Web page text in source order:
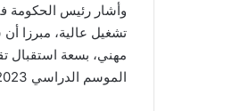
وأشار رئيس الحكومة
الموسم الدراسي 2023-2024، وإتمام الأشغال بجهة الداخلة وادي الذهب.